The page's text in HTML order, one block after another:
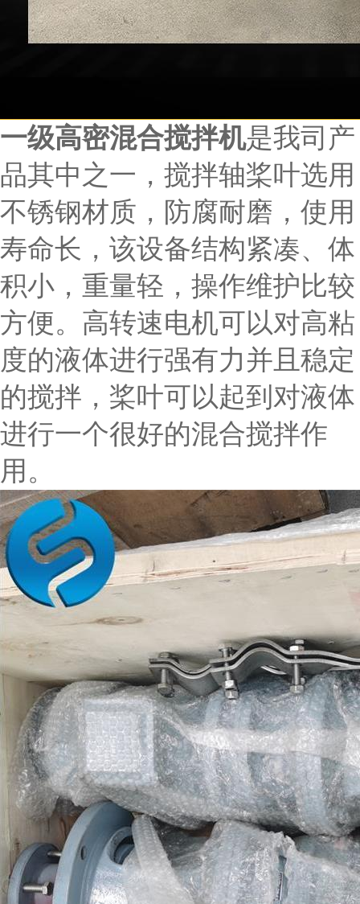
一级高密混合搅拌机是我司产
品其中之一，搅拌轴桨叶选用
不锈钢材质，防腐耐磨，使用
寿命长，该设备结构紧凑、体
积小，重量轻，操作维护比较
方便。高转速电机可以对高粘
度的液体进行强有力并且稳定
的搅拌，桨叶可以起到对液体
进行一个很好的混合搅拌作
用。